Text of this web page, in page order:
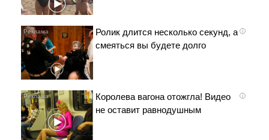
i
Ролик длится несколько секунд, а
смеяться вы будете долго
i
Королева вагона отожгла! Видео
не оставит равнодушным